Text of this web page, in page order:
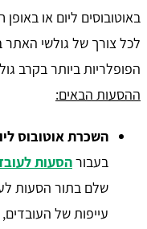
באוטובוסים ליום או
לכל צורך של גולשי האתר
הפופלריות ביותר בקרב
ההסעות הבאים:
השכרת אוטובוס
בעבורהסעות
שלם בתור הסעות
עייפות של